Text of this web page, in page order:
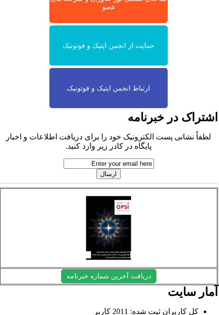
عضو
حمایت از انجمن اپتیک و فوتونیک
ارتباط انجمن اپتیک و فوتونیک
در خبرنامه
لطفاً نشانی پست الکترونیک خود را برای دریافت اطلاعات و اخبار
پایگاه در کادر زیر وارد کنید.
دریافت آخرین شماره خبرنامه
سایت
کل کاربران ثبت شده: 2011 کاربر